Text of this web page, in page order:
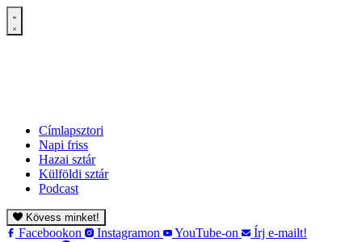
Címlapsztori
Napi friss
Hazai sztár
Külföldi sztár
Podcast
Kövess minket!
Facebookon Instagramon YouTube-on
Írj e-mailt!